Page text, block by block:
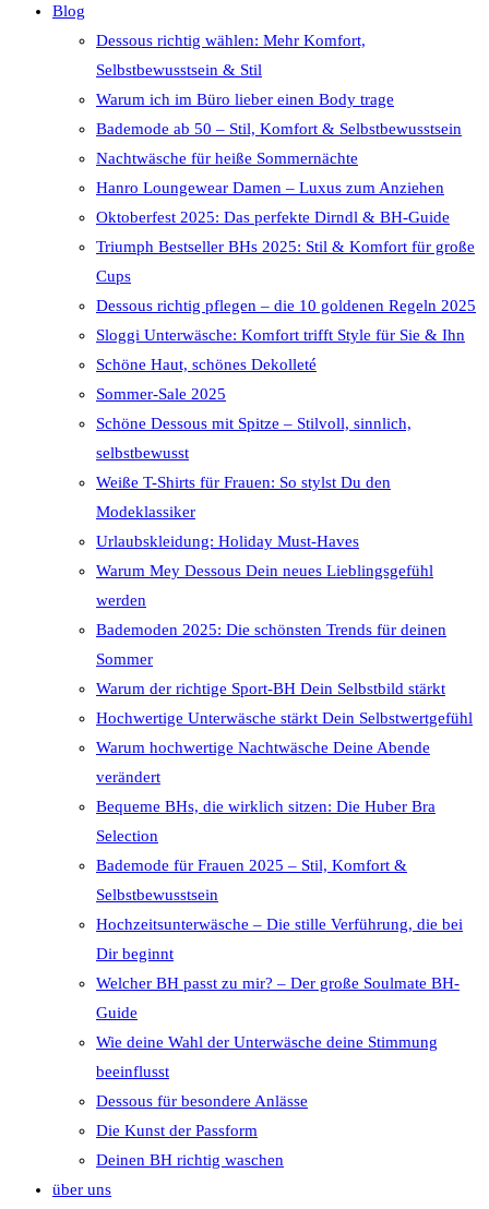
Blog
Dessous richtig wählen: Mehr Komfort,
Selbstbewusstsein & Stil
Warum ich im Büro lieber einen Body trage
Bademode ab 50 – Stil, Komfort & Selbstbewusstsein
Nachtwäsche für heiße Sommernächte
Hanro Loungewear Damen – Luxus zum Anziehen
Oktoberfest 2025: Das perfekte Dirndl & BH-Guide
Triumph Bestseller BHs 2025: Stil & Komfort für große
Cups
Dessous richtig pflegen – die 10 goldenen Regeln 2025
Sloggi Unterwäsche: Komfort trifft Style für Sie & Ihn
Schöne Haut, schönes Dekolleté
Sommer-Sale 2025
Schöne Dessous mit Spitze – Stilvoll, sinnlich,
selbstbewusst
Weiße T-Shirts für Frauen: So stylst Du den
Modeklassiker
Urlaubskleidung: Holiday Must-Haves
Warum Mey Dessous Dein neues Lieblingsgefühl
werden
Bademoden 2025: Die schönsten Trends für deinen
Sommer
Warum der richtige Sport-BH Dein Selbstbild stärkt
Hochwertige Unterwäsche stärkt Dein Selbstwertgefühl
Warum hochwertige Nachtwäsche Deine Abende
verändert
Bequeme BHs, die wirklich sitzen: Die Huber Bra
Selection
Bademode für Frauen 2025 – Stil, Komfort &
Selbstbewusstsein
Hochzeitsunterwäsche – Die stille Verführung, die bei
Dir beginnt
Welcher BH passt zu mir? – Der große Soulmate BH-
Guide
Wie deine Wahl der Unterwäsche deine Stimmung
beeinflusst
Dessous für besondere Anlässe
Die Kunst der Passform
Deinen BH richtig waschen
über uns